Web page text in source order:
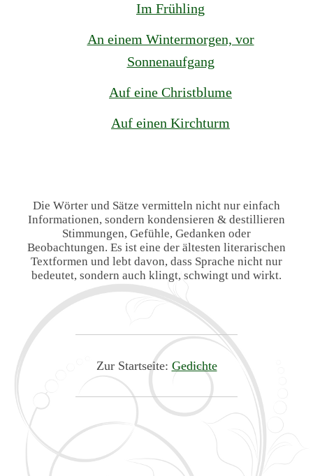
Im Frühling
An einem Wintermorgen, vor
Sonnenaufgang
Auf eine Christblume
Auf einen Kirchturm
Die Wörter und Sätze vermitteln nicht nur einfach
Informationen, sondern kondensieren & destillieren
Stimmungen, Gefühle, Gedanken oder
Beobachtungen. Es ist eine der ältesten literarischen
Textformen und lebt davon, dass Sprache nicht nur
bedeutet, sondern auch klingt, schwingt und wirkt.
Zur Startseite: Gedichte